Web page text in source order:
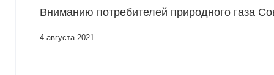
Вниманию потребителей природного газа
4 августа 2021